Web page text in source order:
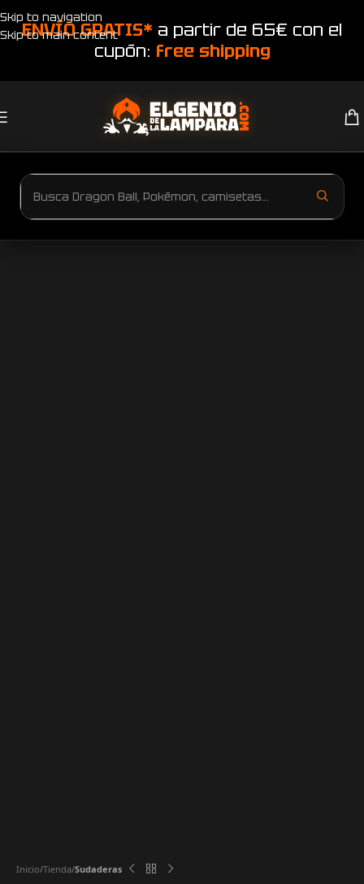
Skip to navigation
Skip to main content
ENVÍO GRATIS* a partir de 65€ con el
cupón: free shipping
Inicio Tienda Sudaderas